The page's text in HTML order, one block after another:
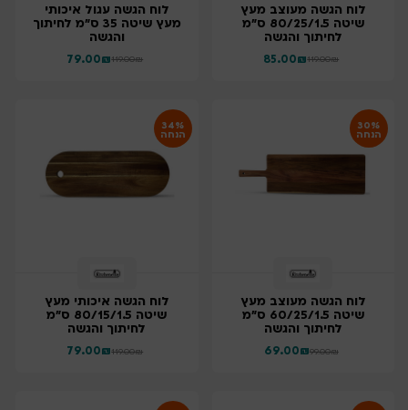
לוח הגשה מעוצב מעץ
שיטה 80/25/1.5 ס"מ
לחיתוך והגשה
₪
85.00 ₪
119.00
לוח הגשה עגול איכותי
מעץ שיטה 35 ס"מ לחיתוך
והגשה
₪
79.00 ₪
119.00
30%
הנחה
לוח הגשה מעוצב מעץ
שיטה 60/25/1.5 ס"מ
לחיתוך והגשה
₪
69.00 ₪
99.00
34%
הנחה
לוח הגשה איכותי מעץ
שיטה 80/15/1.5 ס"מ
לחיתוך והגשה
₪
79.00 ₪
119.00